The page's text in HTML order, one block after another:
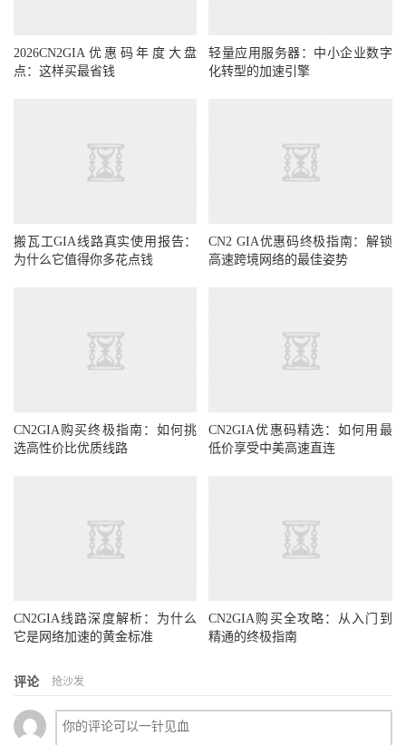
2026CN2GIA优惠码年度大盘
点：这样买最省钱
轻量应用服务器：中小企业数字
化转型的加速引擎
搬瓦工GIA线路真实使用报告：
为什么它值得你多花点钱
CN2 GIA优惠码终极指南：解锁
高速跨境网络的最佳姿势
CN2GIA购买终极指南：如何挑
选高性价比优质线路
CN2GIA优惠码精选：如何用最
低价享受中美高速直连
CN2GIA线路深度解析：为什么
它是网络加速的黄金标准
CN2GIA购买全攻略：从入门到
精通的终极指南
评论 抢沙发